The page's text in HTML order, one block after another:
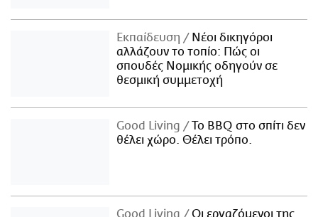
Εκπαίδευση
Νέοι δικηγόροι
αλλάζουν το τοπίο: Πώς οι
σπουδές Νομικής οδηγούν σε
θεσμική συμμετοχή
Good Living
Το BBQ στο σπίτι δεν
θέλει χώρο. Θέλει τρόπο.
Good Living
Οι εργαζόμενοι της